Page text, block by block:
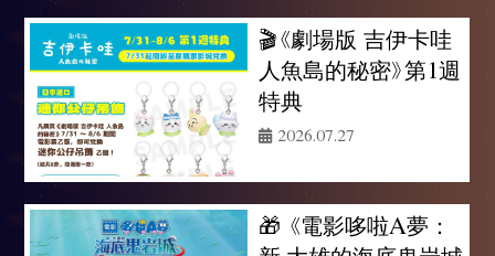
🎬《劇場版 吉伊卡哇
人魚島的秘密》第1週
特典
2026.07.27
🎁 《電影哆啦A夢：